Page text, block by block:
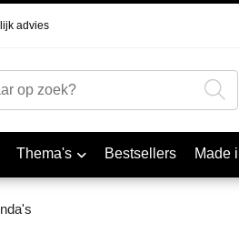
advies
Thema's Bestsellers Made